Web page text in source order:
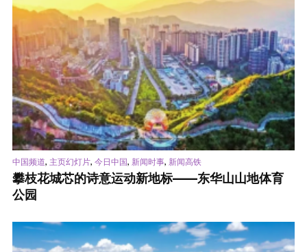
中国频道, 主页幻灯片, 今日中国, 新闻时事, 新闻高铁
攀枝花城芯的诗意运动新地标——东华山山地体育
公园